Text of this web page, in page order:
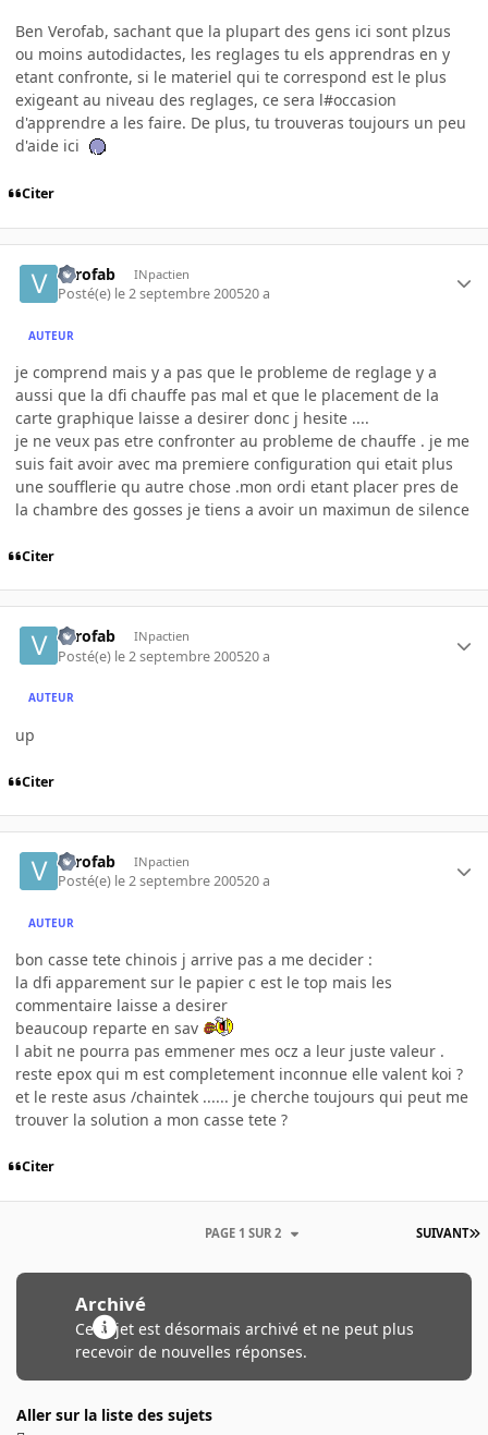
Ben Verofab, sachant que la plupart des gens ici sont plzus
ou moins autodidactes, les reglages tu els apprendras en y
etant confronte, si le materiel qui te correspond est le plus
exigeant au niveau des reglages, ce sera l#occasion
d'apprendre a les faire. De plus, tu trouveras toujours un peu
d'aide ici
Citer
verofab INpactien
Posté(e) le 2 septembre 200520 a
AUTEUR
je comprend mais y a pas que le probleme de reglage y a
aussi que la dfi chauffe pas mal et que le placement de la
carte graphique laisse a desirer donc j hesite ....
je ne veux pas etre confronter au probleme de chauffe . je me
suis fait avoir avec ma premiere configuration qui etait plus
une soufflerie qu autre chose .mon ordi etant placer pres de
la chambre des gosses je tiens a avoir un maximun de silence
Citer
verofab INpactien
Posté(e) le 2 septembre 200520 a
AUTEUR
up
Citer
verofab INpactien
Posté(e) le 2 septembre 200520 a
AUTEUR
bon casse tete chinois j arrive pas a me decider :
la dfi apparement sur le papier c est le top mais les
commentaire laisse a desirer
beaucoup reparte en sav
l abit ne pourra pas emmener mes ocz a leur juste valeur .
reste epox qui m est completement inconnue elle valent koi ?
et le reste asus /chaintek ...... je cherche toujours qui peut me
trouver la solution a mon casse tete ?
Citer
SUIVANT
PAGE 1 SUR 2
Archivé
Ce sujet est désormais archivé et ne peut plus
recevoir de nouvelles réponses.
Aller sur la liste des sujets